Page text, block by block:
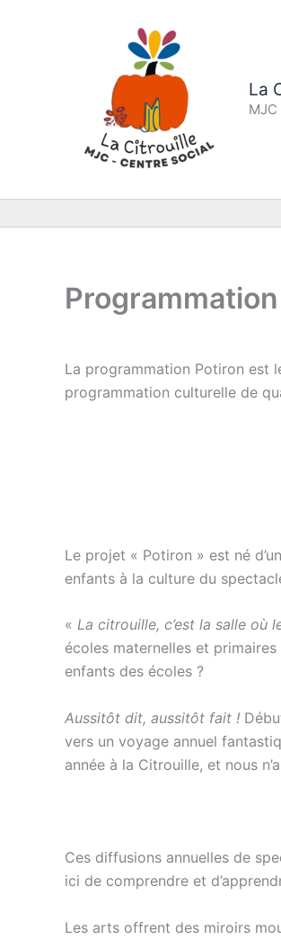
La
La programmation Potiron est
programmation culturelle de
Le projet « Potiron » est né
enfants à la culture du
« La citrouille, c’est la salle où
écoles maternelles et
enfants des écoles ?
Aussitôt dit, aussitôt fait !
vers un voyage annuel
année à la Citrouille, et nous
Ces diffusions annuelles de
ici de comprendre et
Les arts offrent des miroirs